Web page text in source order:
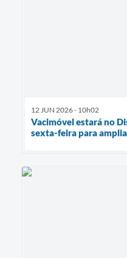
12 JUN 2026 - 10h02
Vacimóvel estará no
sexta-feira para